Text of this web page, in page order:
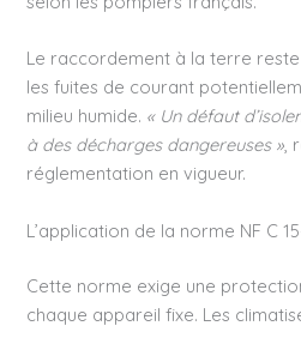
Le raccordement à la terre
les fuites de courant
milieu humide. « Un défaut
à des décharges dangereuses »,
réglementation en vigueur.
L’application de la norme NF C
Cette norme exige une
chaque appareil fixe. Les